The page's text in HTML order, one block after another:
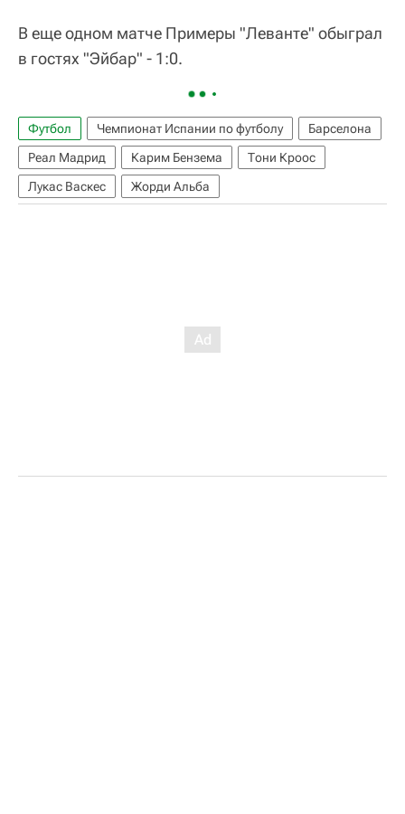
В еще одном матче Примеры "Леванте" обыграл
в гостях "Эйбар" - 1:0.
Футбол Чемпионат Испании по футболу
Барселона
Реал Мадрид
Карим Бензема
Тони Кроос
Лукас Васкес
Жорди Альба